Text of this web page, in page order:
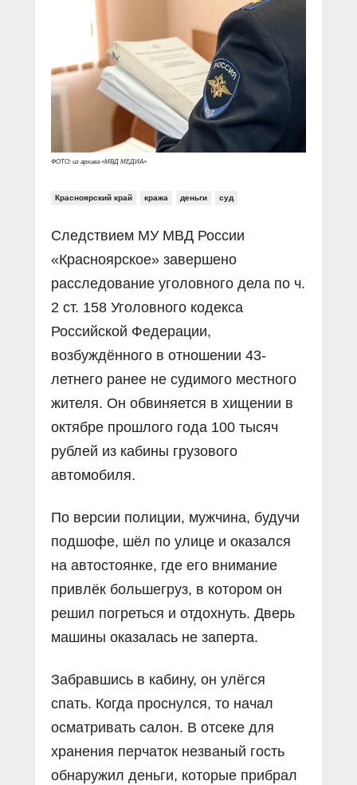
Социальные ролики
Документальные фильмы
Прямой разговор
В знании сила
Специальный репортаж
КиберПОСТОВОЙ
Газета «Щит и меч»
Журнал «Полиция России»
О ПОРТАЛЕ
Контакты
Вакансии
ФОТО: из архива «МВД МЕДИА»
Красноярский край кража деньги суд
Следствием МУ МВД России
«Красноярское» завершено
расследование уголовного дела по ч.
2 ст. 158 Уголовного кодекса
Российской Федерации,
возбуждённого в отношении 43-
летнего ранее не судимого местного
жителя. Он обвиняется в хищении в
октябре прошлого года 100 тысяч
рублей из кабины грузового
автомобиля.
По версии полиции, мужчина, будучи
подшофе, шёл по улице и оказался
на автостоянке, где его внимание
привлёк большегруз, в котором он
решил погреться и отдохнуть. Дверь
машины оказалась не заперта.
Забравшись в кабину, он улёгся
спать. Когда проснулся, то начал
осматривать салон. В отсеке для
хранения перчаток незваный гость
обнаружил деньги, которые прибрал